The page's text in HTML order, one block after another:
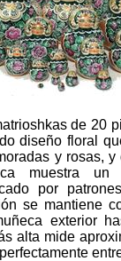
de 20
diseño floral
y rosas,
muestra un
por
se mantiene
exterior
alta mide